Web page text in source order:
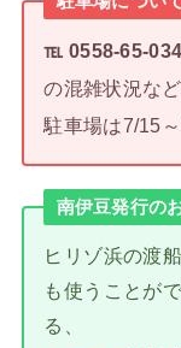
℡ 0558-65-
の混雑状況な
駐車場は7/15
南伊豆発行の
ヒリゾ浜の渡
も使うことが
る、